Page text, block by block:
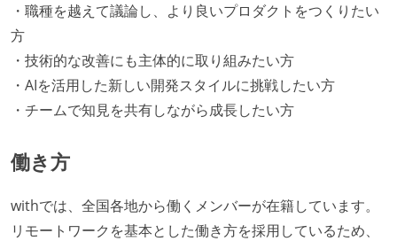
・職種を越えて議論し、より良いプロダクトをつくりたい
方
・技術的な改善にも主体的に取り組みたい方
・AIを活用した新しい開発スタイルに挑戦したい方
・チームで知見を共有しながら成長したい方
働き方
withでは、全国各地から働くメンバーが在籍しています。
リモートワークを基本とした働き方を採用しているため、